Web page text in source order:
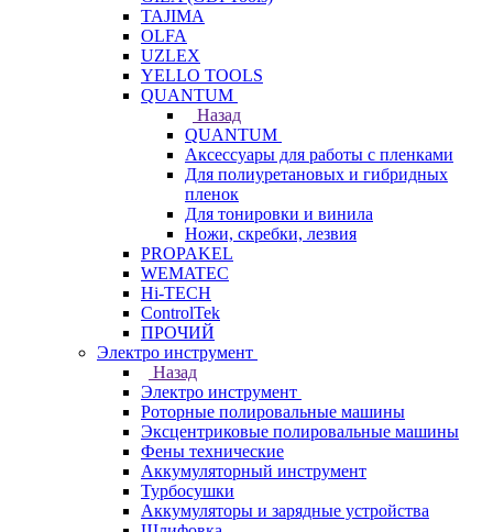
TAJIMA
OLFA
UZLEX
YELLO TOOLS
QUANTUM
Назад
QUANTUM
Аксессуары для работы с пленками
Для полиуретановых и гибридных
пленок
Для тонировки и винила
Ножи, скребки, лезвия
PROPAKEL
WEMATEC
Hi-TECH
ControlTek
ПРОЧИЙ
Электро инструмент
Назад
Электро инструмент
Роторные полировальные машины
Эксцентриковые полировальные машины
Фены технические
Аккумуляторный инструмент
Турбосушки
Аккумуляторы и зарядные устройства